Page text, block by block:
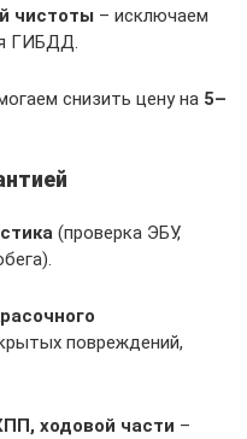
чистоты – исключаем
ГИБДД.
снизить цену на 5–
(проверка ЭБУ,
повреждений,
ходовой части –